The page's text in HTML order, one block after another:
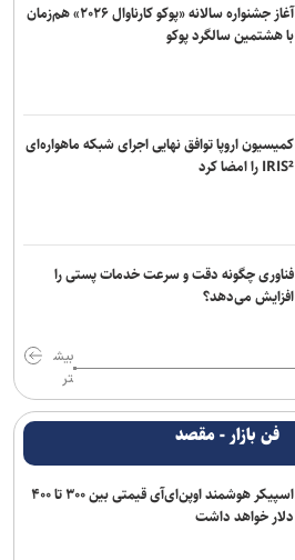
آغاز جشنواره سالانه «پوکو کارناوال ۲۰۲۶» هم‌زمان
با هشتمین سالگرد پوکو
کمیسیون اروپا توافق نهایی اجرای شبکه ماهواره‌ای
IRIS² را امضا کرد
فناوری چگونه دقت و سرعت خدمات پستی را
افزایش می‌دهد؟
بیش
تر
فن بازار - مقصد
اسپیکر هوشمند اوپن‌ای‌آی قیمتی بین ۳۰۰ تا ۴۰۰
دلار خواهد داشت